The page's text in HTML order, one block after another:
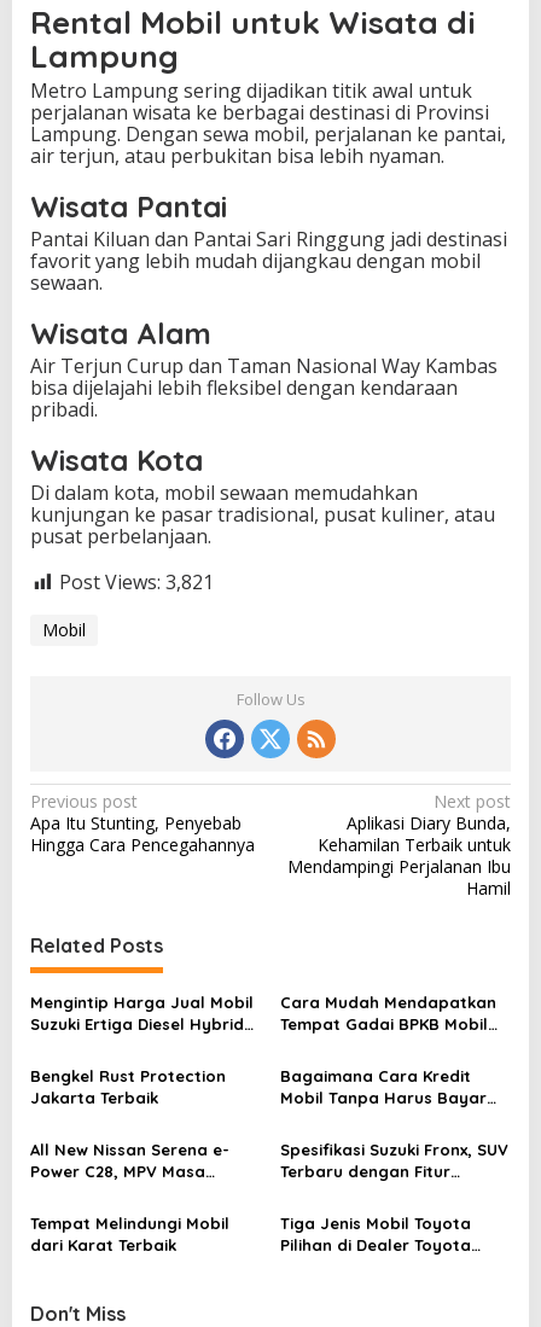
Rental Mobil untuk Wisata di
Lampung
Metro Lampung sering dijadikan titik awal untuk
perjalanan wisata ke berbagai destinasi di Provinsi
Lampung. Dengan sewa mobil, perjalanan ke pantai,
air terjun, atau perbukitan bisa lebih nyaman.
Wisata Pantai
Pantai Kiluan dan Pantai Sari Ringgung jadi destinasi
favorit yang lebih mudah dijangkau dengan mobil
sewaan.
Wisata Alam
Air Terjun Curup dan Taman Nasional Way Kambas
bisa dijelajahi lebih fleksibel dengan kendaraan
pribadi.
Wisata Kota
Di dalam kota, mobil sewaan memudahkan
kunjungan ke pasar tradisional, pusat kuliner, atau
pusat perbelanjaan.
Post Views: 3,821
Mobil
Follow Us
P
o
n
a
v
i
g
a
t
i
o
n
Previous post
Apa Itu Stunting, Penyebab
Hingga Cara Pencegahannya
Next post
Aplikasi Diary Bunda,
Kehamilan Terbaik untuk
Mendampingi Perjalanan Ibu
Hamil
Related Posts
Mengintip Harga Jual Mobil
Suzuki Ertiga Diesel Hybrid
Cara Mudah Mendapatkan
Tempat Gadai BPKB Mobil
Terpercaya
Bengkel Rust Protection
Jakarta Terbaik
Bagaimana Cara Kredit
Mobil Tanpa Harus Bayar
All New Nissan Serena e-
Power C28, MPV Masa
Canggih
Spesifikasi Suzuki Fronx, SUV
Terbaru dengan Fitur
Tempat Melindungi Mobil
dari Karat Terbaik
Tiga Jenis Mobil Toyota
Pilihan di Dealer Toyota
Don't Miss